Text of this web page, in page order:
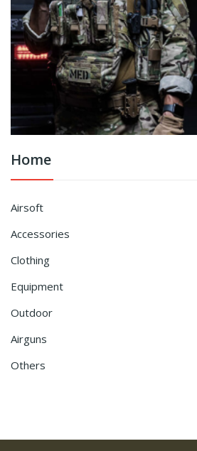
Home
Airsoft
Accessories
Clothing
Equipment
Outdoor
Airguns
Others